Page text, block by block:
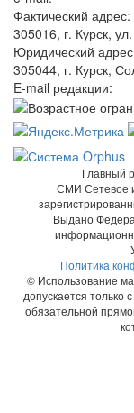
Фактический адрес:
305016, г. Курск,
Юридический
305044, г. Курск,
E-mail редакции:
Главный
СМИ Сетевое
Выдано
Политика
© Использование
допускается только
обязательной